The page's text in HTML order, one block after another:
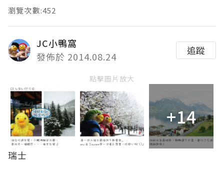
瀏覽次數:452
JC小鴨窩
發佈於 2014.08.24
追蹤
點擊圖片放大
+14
瑞士